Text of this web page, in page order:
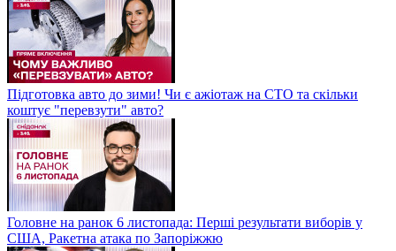
Підготовка авто до зими! Чи є ажіотаж на СТО та скільки
коштує "перевзути" авто?
Головне на ранок 6 листопада: Перші результати виборів у
США, Ракетна атака по Запоріжжю